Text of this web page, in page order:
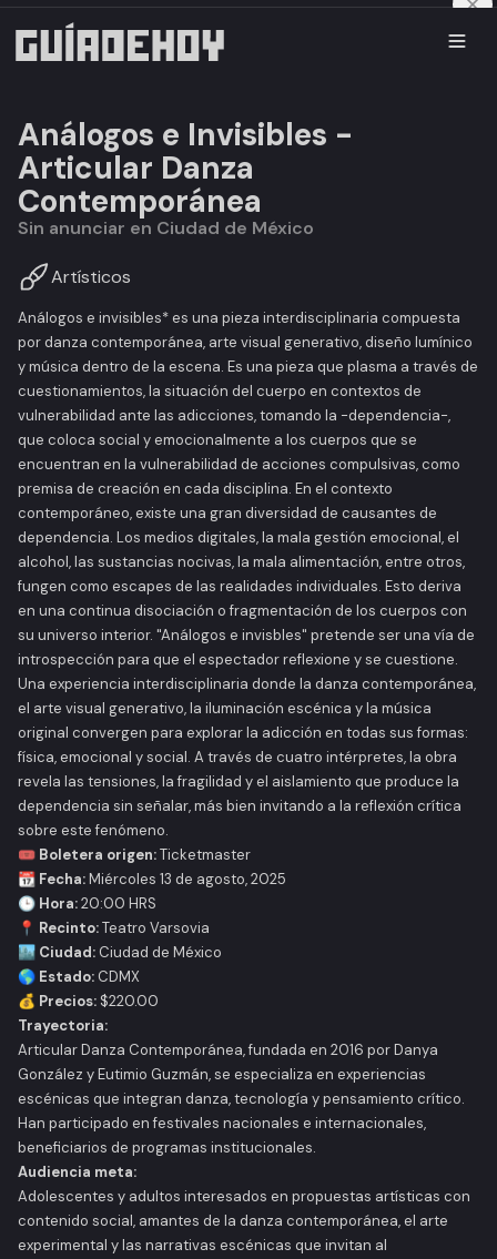
Análogos e Invisibles -
Articular Danza
Contemporánea
Sin anunciar en Ciudad de México
Artísticos
Análogos e invisibles* es una pieza interdisciplinaria compuesta
por danza contemporánea, arte visual generativo, diseño lumínico
y música dentro de la escena. Es una pieza que plasma a través de
cuestionamientos, la situación del cuerpo en contextos de
vulnerabilidad ante las adicciones, tomando la -dependencia-,
que coloca social y emocionalmente a los cuerpos que se
encuentran en la vulnerabilidad de acciones compulsivas, como
premisa de creación en cada disciplina. En el contexto
contemporáneo, existe una gran diversidad de causantes de
dependencia. Los medios digitales, la mala gestión emocional, el
alcohol, las sustancias nocivas, la mala alimentación, entre otros,
fungen como escapes de las realidades individuales. Esto deriva
en una continua disociación o fragmentación de los cuerpos con
su universo interior. "Análogos e invisbles" pretende ser una vía de
introspección para que el espectador reflexione y se cuestione.
Una experiencia interdisciplinaria donde la danza contemporánea,
el arte visual generativo, la iluminación escénica y la música
original convergen para explorar la adicción en todas sus formas:
física, emocional y social. A través de cuatro intérpretes, la obra
revela las tensiones, la fragilidad y el aislamiento que produce la
dependencia sin señalar, más bien invitando a la reflexión crítica
sobre este fenómeno.
🎟️ Boletera origen:Ticketmaster
📆 Fecha:Miércoles 13 de agosto, 2025
🕒 Hora:20:00 HRS
📍 Recinto:Teatro Varsovia
🏙️ Ciudad: Ciudad de México
🌎 Estado: CDMX
💰 Precios: $220.00
Trayectoria:
Articular Danza Contemporánea, fundada en 2016 por Danya
González y Eutimio Guzmán, se especializa en experiencias
escénicas que integran danza, tecnología y pensamiento crítico.
Han participado en festivales nacionales e internacionales,
beneficiarios de programas institucionales.
Audiencia meta:
Adolescentes y adultos interesados en propuestas artísticas con
contenido social, amantes de la danza contemporánea, el arte
experimental y las narrativas escénicas que invitan al